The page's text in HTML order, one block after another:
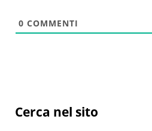
0 COMMENTI
Sidebar
Cerca nel sito